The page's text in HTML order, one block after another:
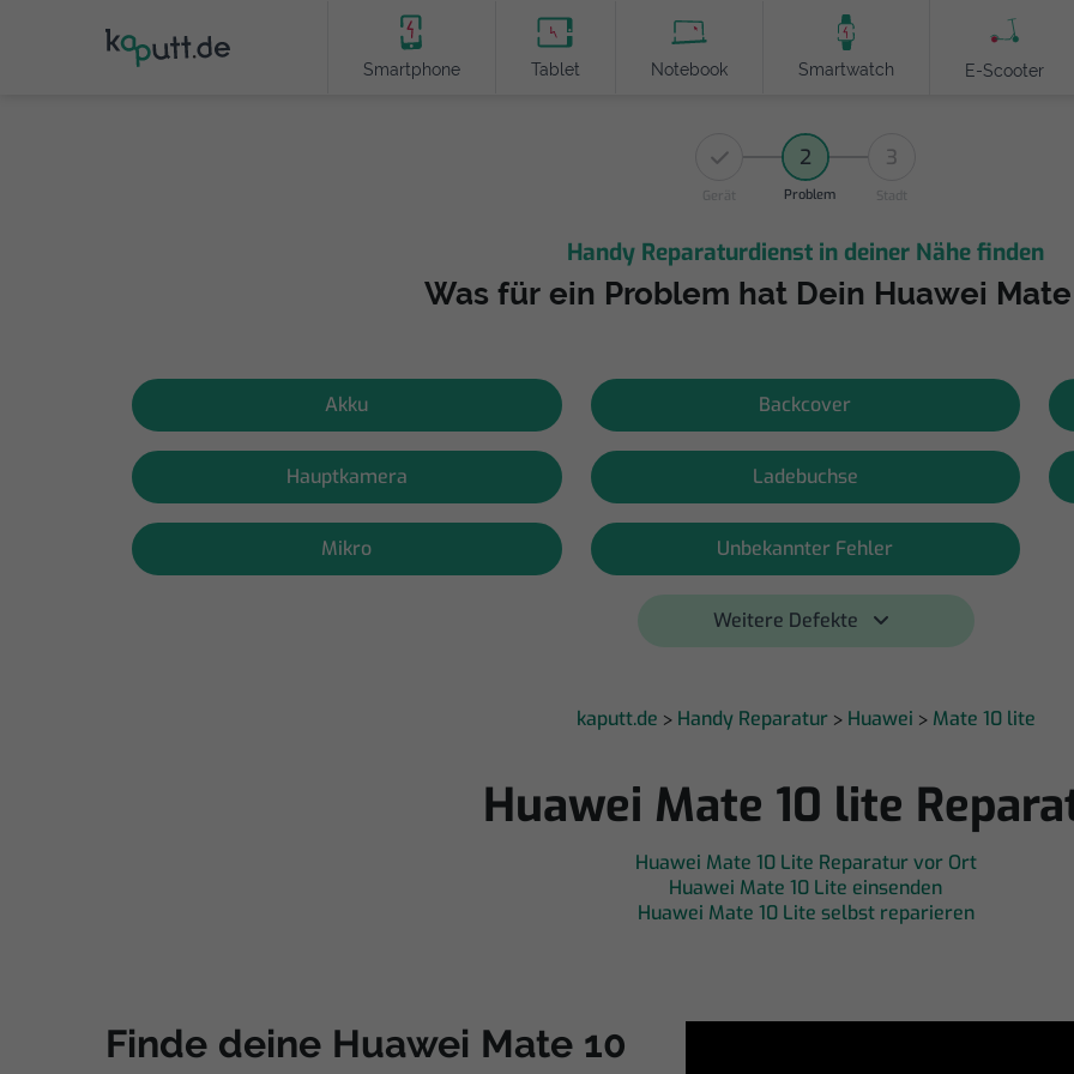
Smartphone Tablet Notebook Smartwatch E-Scooter
Gerät
2
Problem
3
Stadt
Handy Reparaturdienst in deiner Nähe finden
Was für ein Problem hat Dein Huawei
Akku Backcover
Hauptkamera Ladebuchse
Mikro Unbekannter Fehler
Weitere Defekte
kaputt.de > Handy Reparatur > Huawei > Mate 10 lite
Huawei Mate 10 lite
Huawei Mate 10 Lite Reparatur vor Ort
Huawei Mate 10 Lite einsenden
Huawei Mate 10 Lite selbst reparieren
Finde deine Huawei Mate 10